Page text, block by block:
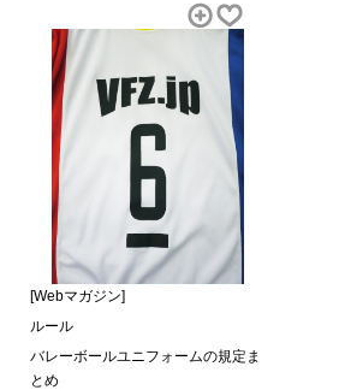
[Webマガジン]
ルール
バレーボールユニフォームの規定ま
とめ